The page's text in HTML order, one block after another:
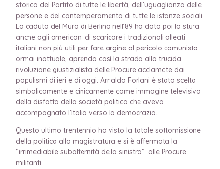
storica del Partito di tutte le libertà, dell’uguaglianza delle
persone e del contemperamento di tutte le istanze sociali.
La caduta del Muro di Berlino nell’89 ha dato poi la stura
anche agli americani di scaricare i tradizionali alleati
italiani non più utili per fare argine al pericolo comunista
ormai inattuale, aprendo così la strada alla trucida
rivoluzione giustizialista delle Procure acclamate dai
populismi di ieri e di oggi. Arnaldo Forlani è stato scelto
simbolicamente e cinicamente come immagine televisiva
della disfatta della società politica che aveva
accompagnato l’Italia verso la democrazia.
Questo ultimo trentennio ha visto la totale sottomissione
della politica alla magistratura e si è affermata la
“irrimediabile subalternità della sinistra” alle Procure
militanti.